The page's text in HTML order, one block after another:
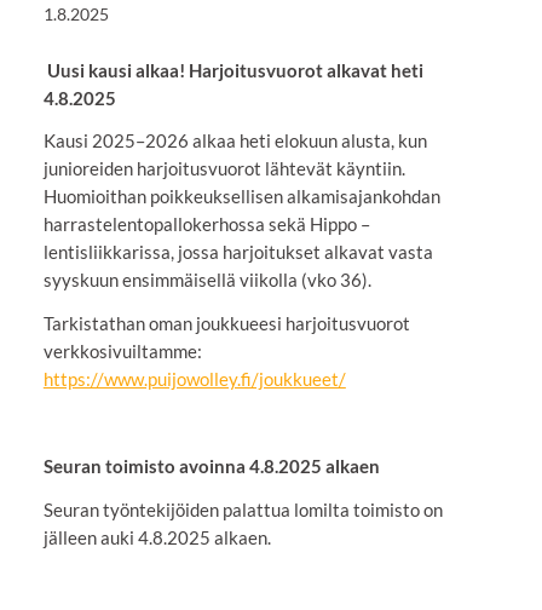
1.8.2025
Uusi kausi alkaa! Harjoitusvuorot alkavat heti
4.8.2025
Kausi 2025–2026 alkaa heti elokuun alusta, kun
junioreiden harjoitusvuorot lähtevät käyntiin.
Huomioithan poikkeuksellisen alkamisajankohdan
harrastelentopallokerhossa sekä Hippo –
lentisliikkarissa, jossa harjoitukset alkavat vasta
syyskuun ensimmäisellä viikolla (vko 36).
Tarkistathan oman joukkueesi harjoitusvuorot
verkkosivuiltamme:
https://www.puijowolley.fi/joukkueet/
Seuran toimisto avoinna 4.8.2025 alkaen
Seuran työntekijöiden palattua lomilta toimisto on
jälleen auki 4.8.2025 alkaen.